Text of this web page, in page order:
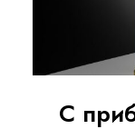
Контакты
Русский
С